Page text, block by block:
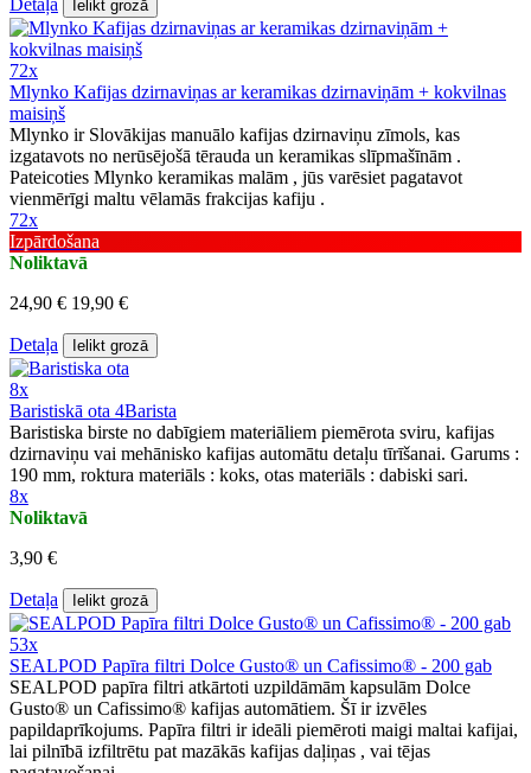
Detaļa Ielikt grozā
72x
Mlynko Kafijas dzirnaviņas ar keramikas dzirnaviņām + kokvilnas
maisiņš
Mlynko ir Slovākijas manuālo kafijas dzirnaviņu zīmols, kas
izgatavots no nerūsējošā tērauda un keramikas slīpmašīnām .
Pateicoties Mlynko keramikas malām , jūs varēsiet pagatavot
vienmērīgi maltu vēlamās frakcijas kafiju .
72x
Izpārdošana
Noliktavā
24,90 € 19,90 €
Detaļa Ielikt grozā
8x
Baristiskā ota 4Barista
Baristiska birste no dabīgiem materiāliem piemērota sviru, kafijas
dzirnaviņu vai mehānisko kafijas automātu detaļu tīrīšanai. Garums :
190 mm, roktura materiāls : koks, otas materiāls : dabiski sari.
8x
Noliktavā
3,90 €
Detaļa Ielikt grozā
53x
SEALPOD Papīra filtri Dolce Gusto® un Cafissimo® - 200 gab
SEALPOD papīra filtri atkārtoti uzpildāmām kapsulām Dolce
Gusto® un Cafissimo® kafijas automātiem. Šī ir izvēles
papildaprīkojums. Papīra filtri ir ideāli piemēroti maigi maltai kafijai,
lai pilnībā izfiltrētu pat mazākās kafijas daļiņas , vai tējas